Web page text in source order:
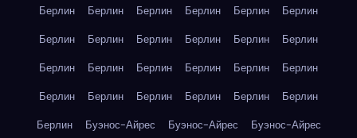
Берлин Берлин Берлин Берлин Берлин
Берлин
Берлин
Берлин Берлин Берлин Берлин
Берлин
Берлин
Берлин Берлин Берлин Берлин
Берлин
Берлин
Берлин Берлин Берлин Берлин
Берлин
Берлин
Буэнос-Айрес Буэнос-Айрес
Буэнос-Айрес